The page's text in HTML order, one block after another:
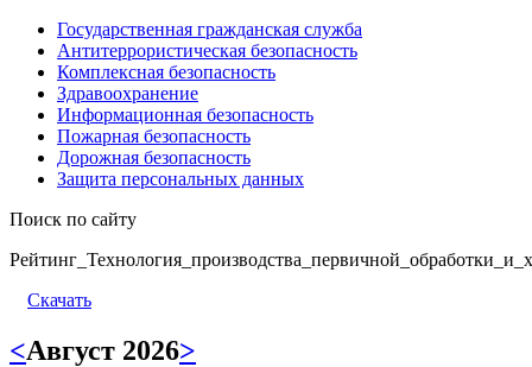
Государственная гражданская служба
Антитеррористическая безопасность
Комплексная безопасность
Здравоохранение
Информационная безопасность
Пожарная безопасность
Дорожная безопасность
Защита персональных данных
Поиск по сайту
Скачать
<Август 2026>